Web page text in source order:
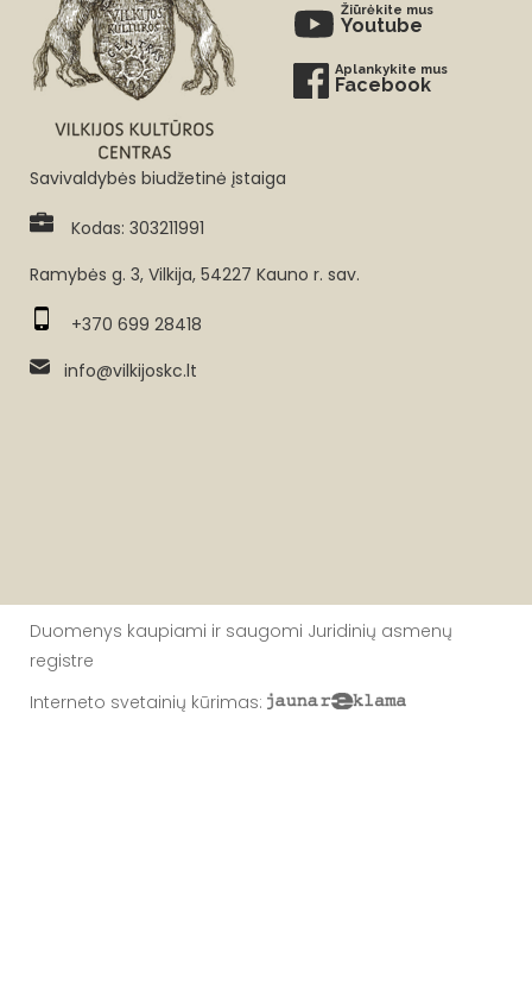
Žiūrėkite mus
Youtube
Aplankykite mus
Facebook
Savivaldybės biudžetinė įstaiga
Kodas: 303211991
Ramybės g. 3, Vilkija, 54227 Kauno r. sav.
+370 699 28418
info@vilkijoskc.lt
Duomenys kaupiami ir saugomi Juridinių asmenų
registre
Interneto svetainių kūrimas: